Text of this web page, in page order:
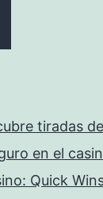
tiradas
en el
Quick